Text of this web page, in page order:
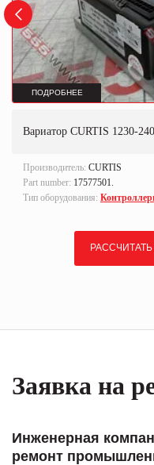
ПОДРОБНЕЕ
Вариатор CURTIS 1230-
Производитель: CURTIS
Part number: 17577501.
Тип оборудования:
Заявка на
Инженерная
ремонт